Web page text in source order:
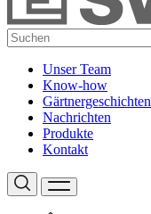
Unser Team
Know-how
Gärtnergeschichten
Nachrichten
Produkte
Kontakt